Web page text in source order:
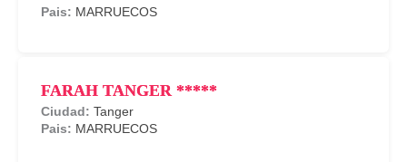
MARRUECOS
FARAH TANGER *****
Tanger
MARRUECOS